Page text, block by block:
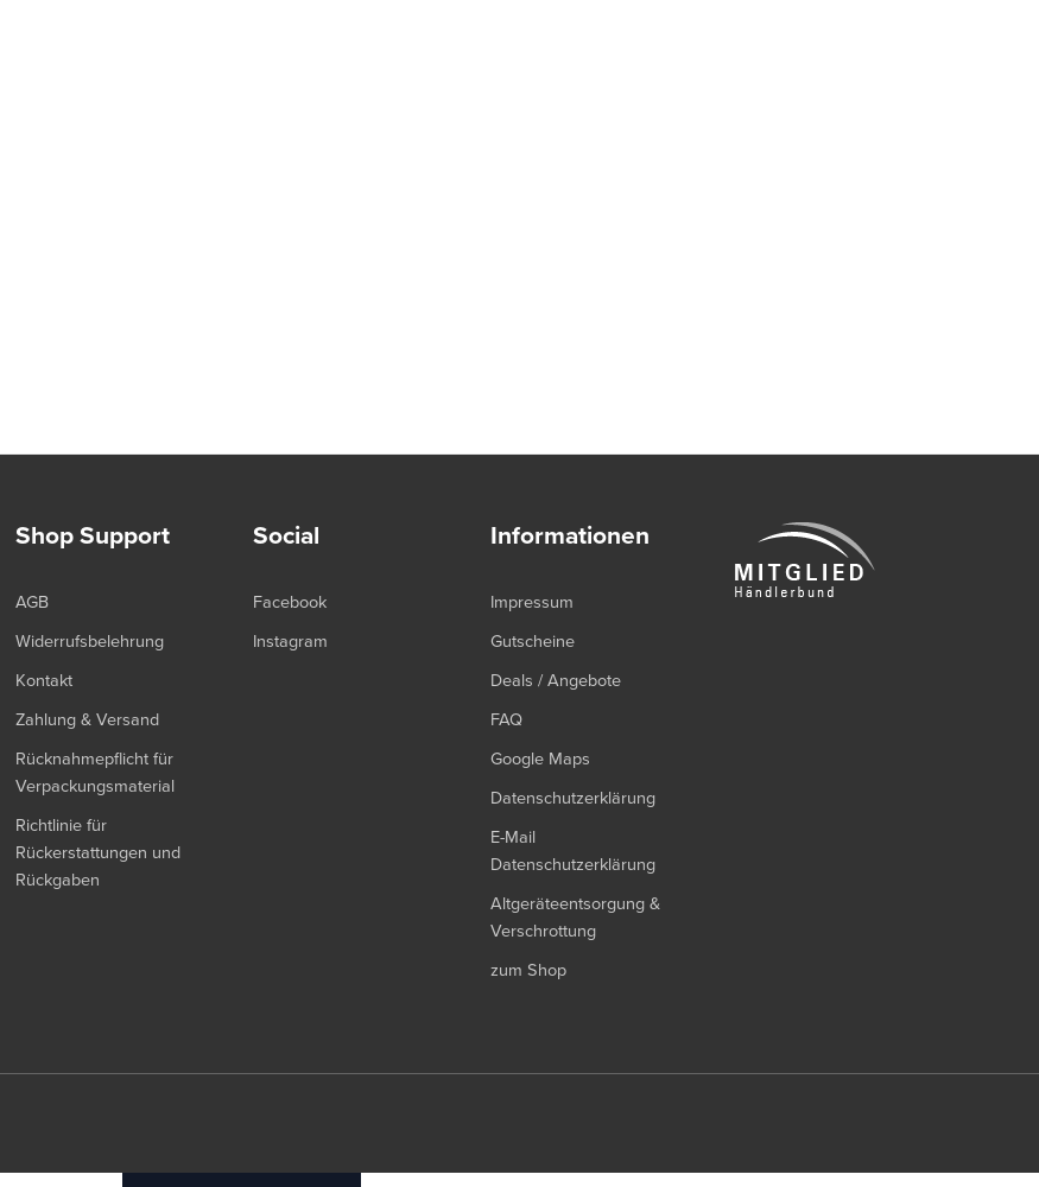
Shop Support
AGB
Widerrufsbelehrung
Kontakt
Zahlung & Versand
Rücknahmepflicht für
Verpackungsmaterial
Richtlinie für
Rückerstattungen und
Rückgaben
Social
Facebook
Instagram
Informationen
Impressum
Gutscheine
Deals / Angebote
FAQ
Google Maps
Datenschutzerklärung
E-Mail
Datenschutzerklärung
Altgeräteentsorgung &
Verschrottung
zum Shop